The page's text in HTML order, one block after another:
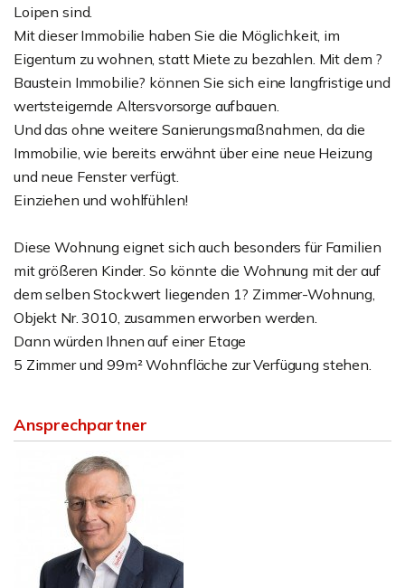
Loipen sind.
Mit dieser Immobilie haben Sie die Möglichkeit, im
Eigentum zu wohnen, statt Miete zu bezahlen. Mit dem ?
Baustein Immobilie? können Sie sich eine langfristige und
wertsteigernde Altersvorsorge aufbauen.
Und das ohne weitere Sanierungsmaßnahmen, da die
Immobilie, wie bereits erwähnt über eine neue Heizung
und neue Fenster verfügt.
Einziehen und wohlfühlen!
Diese Wohnung eignet sich auch besonders für Familien
mit größeren Kinder. So könnte die Wohnung mit der auf
dem selben Stockwert liegenden 1? Zimmer-Wohnung,
Objekt Nr. 3010, zusammen erworben werden.
Dann würden Ihnen auf einer Etage
5 Zimmer und 99m² Wohnfläche zur Verfügung stehen.
Ansprechpartner